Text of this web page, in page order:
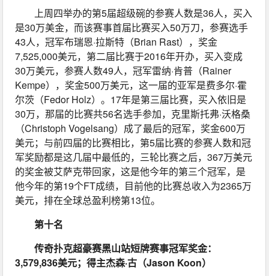
上周四举办的第5届超级碗的参赛人数是36人，买入
是30万美金，而该赛事首届比赛买入50万刀，参赛选手
43人，冠军布瑞恩·拉斯特（Brian Rast），奖金
7,525,000美元，第二届比赛于2016年开办，买入变成
30万美元，参赛人数49人，冠军雷纳·肯普（Rainer
Kempe），奖金500万美元，这一届的亚军是费多尔·霍
尔茨（Fedor Holz）。17年是第三届比赛，买入依旧是
30万，那届的比赛共56名选手参加，克里斯托弗·沃格桑
（Christoph Vogelsang）成了最后的冠军，奖金600万
美元；与前四届的比赛相比，第5届比赛的参赛人数和冠
军奖励都是这几届中最低的，三轮比赛之后，367万美元
的奖金被艾萨克带回家，这是他今年的第三个冠军，是
他今年的第19个FT成绩，目前他的比赛总收入为2365万
美元，排在全球总盈利榜第13位。
第十名
传奇扑克超豪赛黑山站短牌赛事冠军奖金：
3,579,836美元；得主杰森·古（Jason Koon）